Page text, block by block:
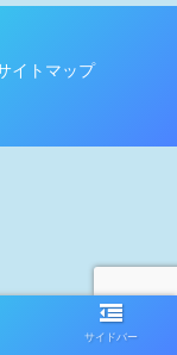
イトマップ
サイドバー